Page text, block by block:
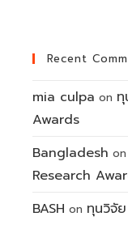
Recent
mia culpa on
Awards
Bangladesh on
Research
BASH on ทุนวิจั